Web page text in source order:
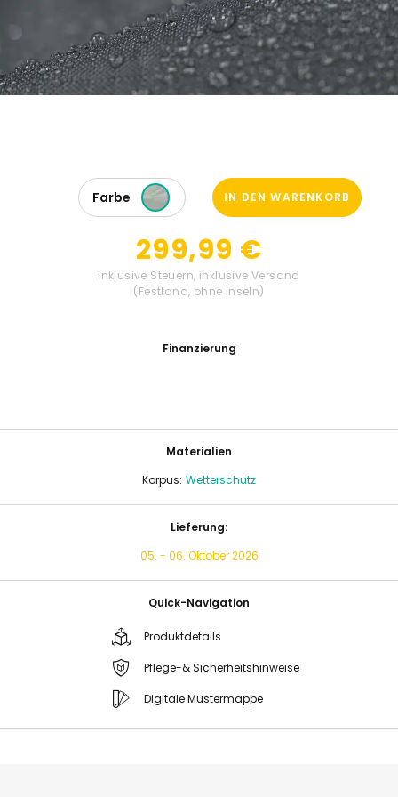
Farbe IN DEN WARENKORB
299,99 €
inklusive Steuern, inklusive Versand
(Festland, ohne Inseln)
Materialien
Korpus: Wetterschutz
Lieferung:
05. - 06. Oktober 2026
Quick-Navigation
Produktdetails
Pflege-& Sicherheitshinweise
Digitale Mustermappe
Finanzierung